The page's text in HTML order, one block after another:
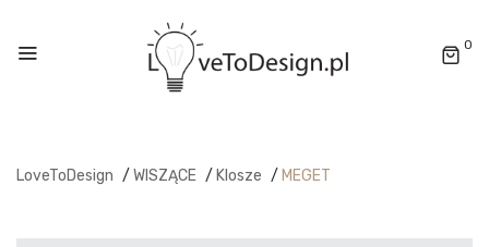
0
LoveToDesign / WISZĄCE / Klosze / MEGET